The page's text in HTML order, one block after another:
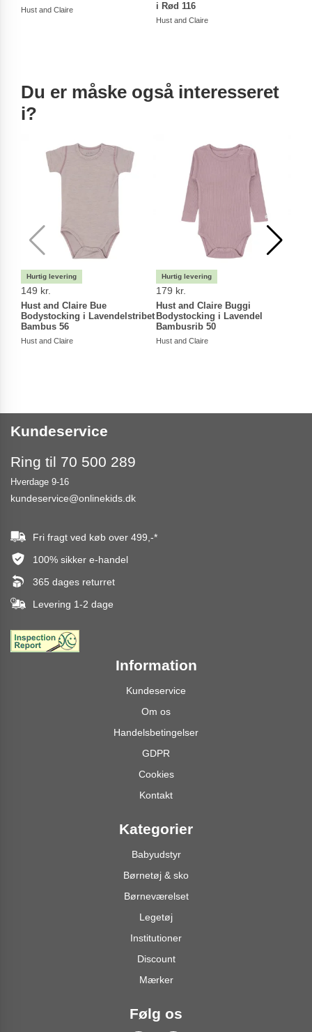
Hust and Claire
i Rød 116
Hust and Claire
Du er måske også interesseret
i?
149 kr.
Hust and Claire Bue
Bodystocking i Lavendelstribet
Bambus 56
Hust and Claire
179 kr.
Hust and Claire Buggi
Bodystocking i Lavendel
Bambusrib 50
Hust and Claire
Kundeservice
Ring til 70 500 289
Hverdage 9-16
kundeservice@onlinekids.dk
Fri fragt ved køb over 499,-*
100% sikker e-handel
365 dages returret
Levering 1-2 dage
Information
Kundeservice
Om os
Handelsbetingelser
GDPR
Cookies
Kontakt
Kategorier
Babyudstyr
Børnetøj & sko
Børneværelset
Legetøj
Institutioner
Discount
Mærker
Følg os